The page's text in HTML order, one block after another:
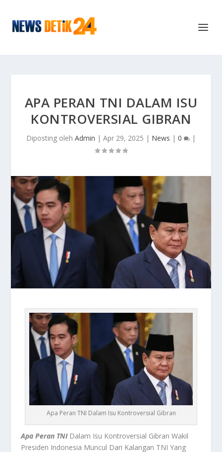
APA PERAN TNI DALAM ISU
KONTROVERSIAL GIBRAN
Diposting oleh Admin | Apr 29, 2025 | News | 0 |
Apa Peran TNI Dalam Isu Kontroversial Gibran
Apa Peran TNI Dalam Isu Kontroversial Gibran Wakil
Presiden Indonesia Muncul Dari Kalangan TNI Yang